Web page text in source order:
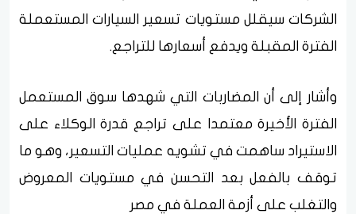
الشركات سيقلل مستويات تسعير السيارات المستعملة
الفترة المقبلة ويدفع أسعارها للتراجع.
وأشار إلى أن المضاربات التي شهدها سوق المستعمل
الفترة الأخيرة معتمدا على تراجع قدرة الوكلاء على
الاستيراد ساهمت في تشويه عمليات التسعير، وهو ما
توقف بالفعل بعد التحسن في مستويات المعروض
والتغلب على أزمة العملة في مصر